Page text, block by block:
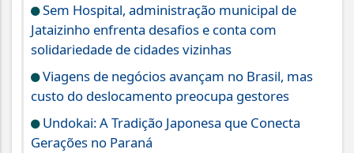
Sem Hospital, administração municipal de
Jataizinho enfrenta desafios e conta com
solidariedade de cidades vizinhas
Viagens de negócios avançam no Brasil, mas
custo do deslocamento preocupa gestores
Undokai: A Tradição Japonesa que Conecta
Gerações no Paraná